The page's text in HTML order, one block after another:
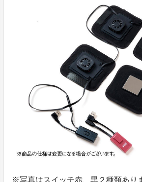
※写真はスイッチ赤、黒２種類あり